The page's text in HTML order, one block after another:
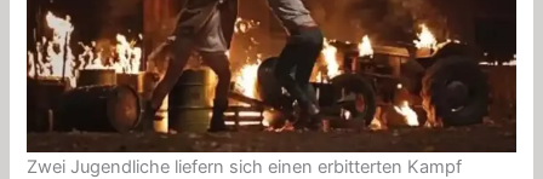
Zwei Jugendliche liefern sich einen erbitterten Kampf